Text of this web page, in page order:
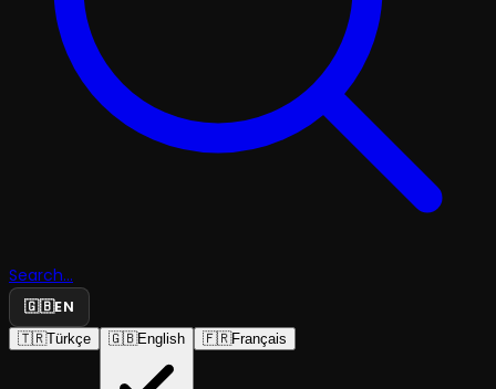
Search...
🇬🇧EN
🇹🇷Türkçe 🇬🇧English 🇫🇷Français